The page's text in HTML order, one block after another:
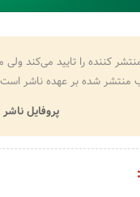
کننده را تایید می‌کند
منتشر شده بر عهده ناشر
پروفایل ناشر